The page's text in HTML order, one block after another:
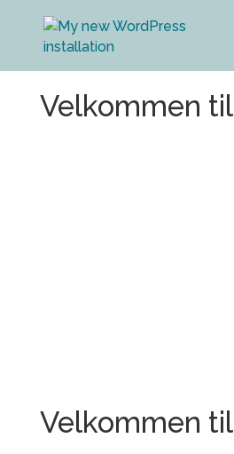
Velkommen til
Velkommen til